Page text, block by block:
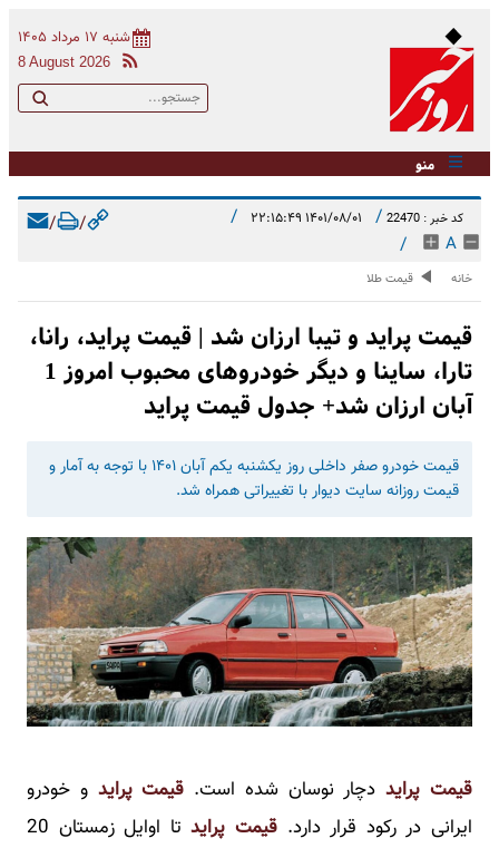
شنبه ۱۷ مرداد ۱۴۰۵
8 August 2026
منو
کد خبر : 22470 / ۱۴۰۱/۰۸/۰۱ ۲۲:۱۵:۴۹ /
A
/
/
/
خانه قیمت طلا
قیمت پراید و تیبا ارزان شد | قیمت پراید، رانا،
تارا، ساینا و دیگر خودروهای محبوب امروز 1
آبان ارزان شد+ جدول قیمت پراید
قیمت خودرو صفر داخلی روز ‌یکشنبه یکم آبان ۱۴۰۱ با توجه به آمار و
قیمت روزانه سایت دیوار با تغییراتی همراه شد.
قیمت پراید دچار نوسان شده است. قیمت پراید و خودرو
ایرانی در رکود قرار دارد. قیمت پراید
تا اوایل زمستان 20